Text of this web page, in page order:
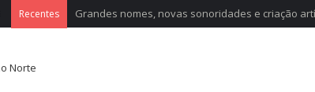
Recentes Viagem Medieval: “O Discurso do Rei” esgota